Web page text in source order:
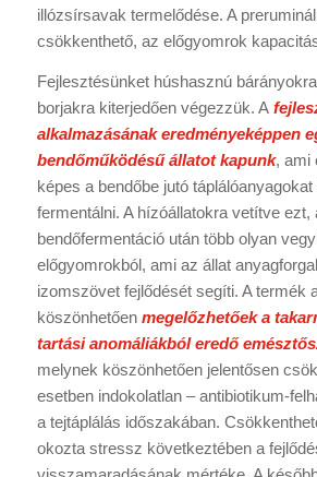
illózsírsavak termelődése. A
csökkenthető, az előgyomrok
Fejlesztésünket húshasznú
borjakra kiterjedően végezzük. A
alkalmazásának eredményeképpen
bendőműködésű állatot kapunk, ami
képes a bendőbe jutó
fermentálni. A hízóállatokra vetítve ezt,
bendőfermentáció után több olyan
előgyomrokból, ami az állat
izomszövet fejlődését segíti. A termék
köszönhetően megelőzhetőek a
tartási anomáliákból eredő
melynek köszönhetően jelentősen
esetben indokolatlan – antibiotikum-
a tejtáplálás időszakában.
okozta stressz következtében a